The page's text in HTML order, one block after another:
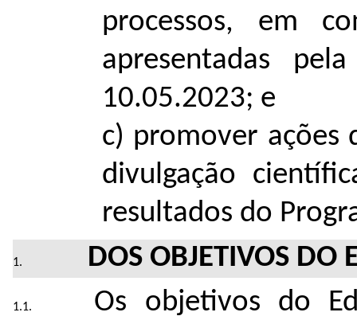
processos, em
apresentadas
10.05.2023; e
c) promover ações
divulgação
resultados do
DOS OBJETIVOS DO
Os objetivos do